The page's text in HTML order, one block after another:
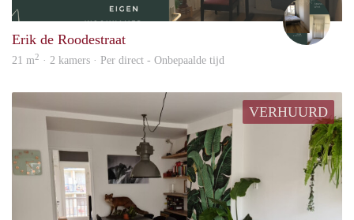
Erik de Roodestraat
21 m2 · 2 kamers · Per direct - Onbepaalde tijd
VERHUURD